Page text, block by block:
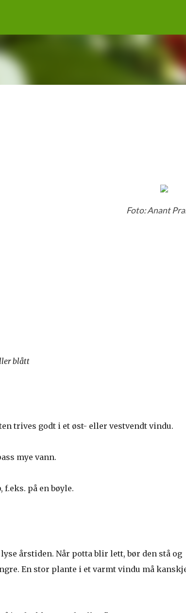
Foto: Anant
blått
trives godt i et øst- eller vestvendt vindu.
mye vann.
på en bøyle.
årstiden. Når potta blir lett, bør den stå og
En stor plante i et varmt vindu må